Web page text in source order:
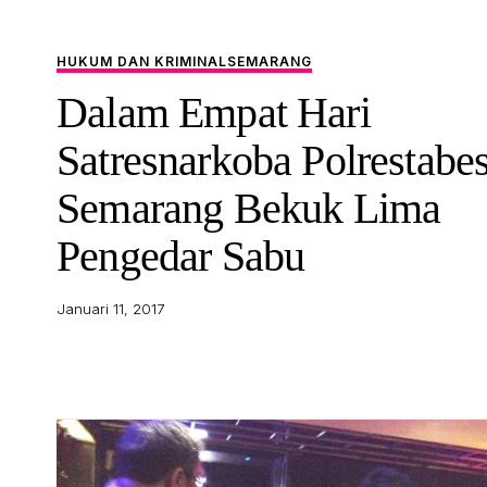
HUKUM DAN KRIMINALSEMARANG
Dalam Empat Hari
Satresnarkoba
Semarang Bekuk Lima
Pengedar Sabu
Januari 11, 2017